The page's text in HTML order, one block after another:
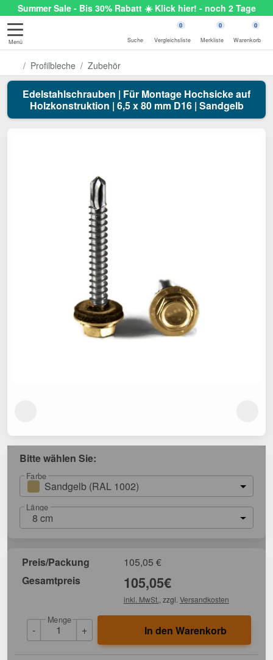
Summer Sale - Bis 30% Rabatt ☀️ Klick hier! - noch 2 Tage
Menü Suche
0
Vergleichsliste
0
Merkliste
0
Warenkorb
Profilbleche Zubehör
Edelstahlschrauben | Für Montage Hochsicke auf
Holzkonstruktion | 6,5 x 80 mm D16 | Sandgelb
Bitte wählen Sie:
Farbe
Sandgelb (RAL 1002)
Länge
8 cm
Preis/Packung 105,05 €
Gesamtpreis
105,05€
inkl. MwSt. , zzgl. Versandkosten
-
Menge
+ In den Warenkorb